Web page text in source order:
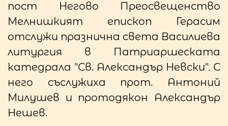
пост Негово Преосвещенство
Мелнишкият епископ Герасим
отслужи празнична света Василиева
литургия в Патриаршеската
катедрала "Св. Александър Невски". С
него съслужиха прот. Антоний
Милушев и протодякон Александър
Нешев.